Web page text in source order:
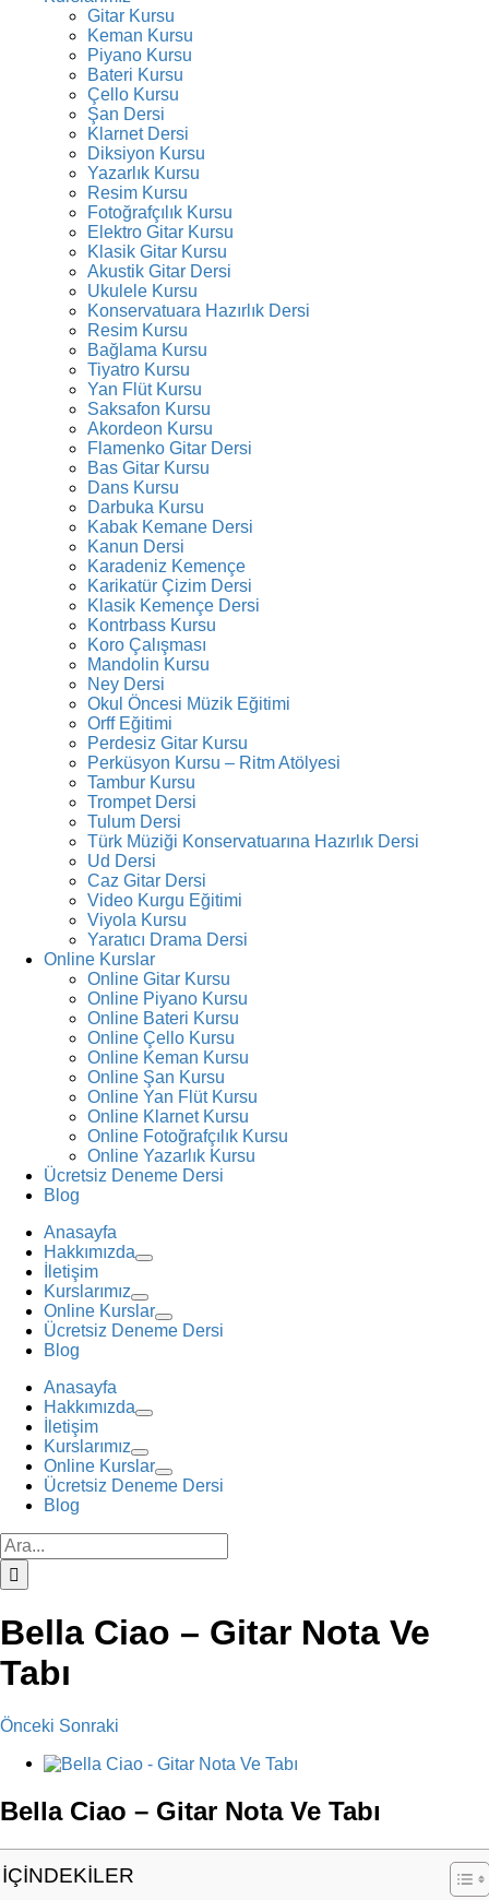
Gitar Kursu
Keman Kursu
Piyano Kursu
Bateri Kursu
Çello Kursu
Şan Dersi
Klarnet Dersi
Diksiyon Kursu
Yazarlık Kursu
Resim Kursu
Fotoğrafçılık Kursu
Elektro Gitar Kursu
Klasik Gitar Kursu
Akustik Gitar Dersi
Ukulele Kursu
Konservatuara Hazırlık Dersi
Resim Kursu
Bağlama Kursu
Tiyatro Kursu
Yan Flüt Kursu
Saksafon Kursu
Akordeon Kursu
Flamenko Gitar Dersi
Bas Gitar Kursu
Dans Kursu
Darbuka Kursu
Kabak Kemane Dersi
Kanun Dersi
Karadeniz Kemençe
Karikatür Çizim Dersi
Klasik Kemençe Dersi
Kontrbass Kursu
Koro Çalışması
Mandolin Kursu
Ney Dersi
Okul Öncesi Müzik Eğitimi
Orff Eğitimi
Perdesiz Gitar Kursu
Perküsyon Kursu – Ritm Atölyesi
Tambur Kursu
Trompet Dersi
Tulum Dersi
Türk Müziği Konservatuarına Hazırlık Dersi
Ud Dersi
Caz Gitar Dersi
Video Kurgu Eğitimi
Viyola Kursu
Yaratıcı Drama Dersi
Online Kurslar
Online Gitar Kursu
Online Piyano Kursu
Online Bateri Kursu
Online Çello Kursu
Online Keman Kursu
Online Şan Kursu
Online Yan Flüt Kursu
Online Klarnet Kursu
Online Fotoğrafçılık Kursu
Online Yazarlık Kursu
Ücretsiz Deneme Dersi
Blog
Anasayfa
Hakkımızda
İletişim
Kurslarımız
Online Kurslar
Ücretsiz Deneme Dersi
Blog
Anasayfa
Hakkımızda
İletişim
Kurslarımız
Online Kurslar
Ücretsiz Deneme Dersi
Blog
Ara:
Bella Ciao – Gitar Nota Ve
Tabı
Önceki Sonraki
View
Image
Bella Ciao – Gitar Nota Ve Tabı
İÇİNDEKİLER